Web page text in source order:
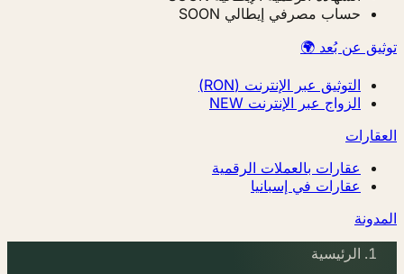
حساب مصرفي إيطالي SOON
توثيق عن بُعد 🌍
التوثيق عبر الإنترنت (RON)
الزواج عبر الإنترنت NEW
العقارات
عقارات بالعملات الرقمية
عقارات في إسبانيا
المدونة
الرئيسية